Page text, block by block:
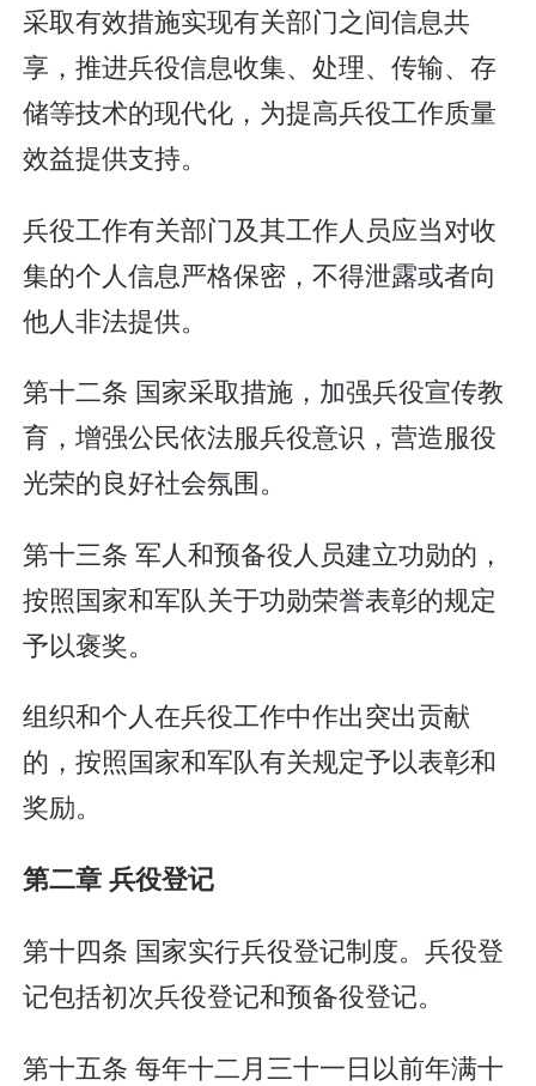
采取有效措施实现有关部门之间信息共
享，推进兵役信息收集、处理、传输、存
储等技术的现代化，为提高兵役工作质量
效益提供支持。
兵役工作有关部门及其工作人员应当对收
集的个人信息严格保密，不得泄露或者向
他人非法提供。
第十二条 国家采取措施，加强兵役宣传教
育，增强公民依法服兵役意识，营造服役
光荣的良好社会氛围。
第十三条 军人和预备役人员建立功勋的，
按照国家和军队关于功勋荣誉表彰的规定
予以褒奖。
组织和个人在兵役工作中作出突出贡献
的，按照国家和军队有关规定予以表彰和
奖励。
第二章 兵役登记
第十四条 国家实行兵役登记制度。兵役登
记包括初次兵役登记和预备役登记。
第十五条 每年十二月三十一日以前年满十